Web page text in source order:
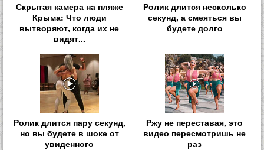
Скрытая камера на пляже
Крыма: Что люди
вытворяют, когда их не
видят...
Ролик длится несколько
секунд, а смеяться вы
будете долго
Ролик длится пару секунд,
но вы будете в шоке от
увиденного
Ржу не переставая, это
видео пересмотришь не
раз